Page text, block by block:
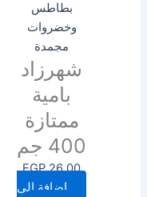
بطاطس
وخضروات
مجمدة
شهرزاد
بامية
ممتازة
400 جم
EGP26.00
إضافة إلى